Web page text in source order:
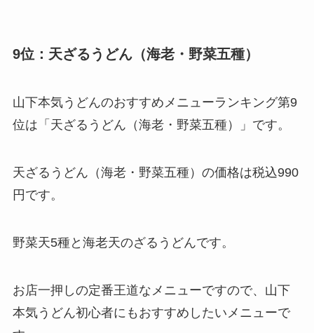
9位：天ざるうどん（海老・野菜五種）
山下本気うどんのおすすめメニューランキング第9
位は「天ざるうどん（海老・野菜五種）」です。
天ざるうどん（海老・野菜五種）の価格は税込990
円です。
野菜天5種と海老天のざるうどんです。
お店一押しの定番王道なメニューですので、山下
本気うどん初心者にもおすすめしたいメニューで